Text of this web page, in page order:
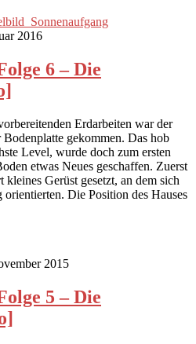
2016
6 – Die
Erdarbeiten war der
gekommen. Das hob
Level, wurde doch zum ersten
etwas Neues geschaffen. Zuerst
Gerüst gesetzt, an dem sich
Die Position des Hauses
2015
5 – Die